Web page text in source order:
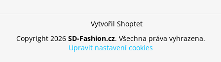
Vytvořil Shoptet
Copyright 2026 SD-Fashion.cz. Všechna práva vyhrazena.
Upravit nastavení cookies